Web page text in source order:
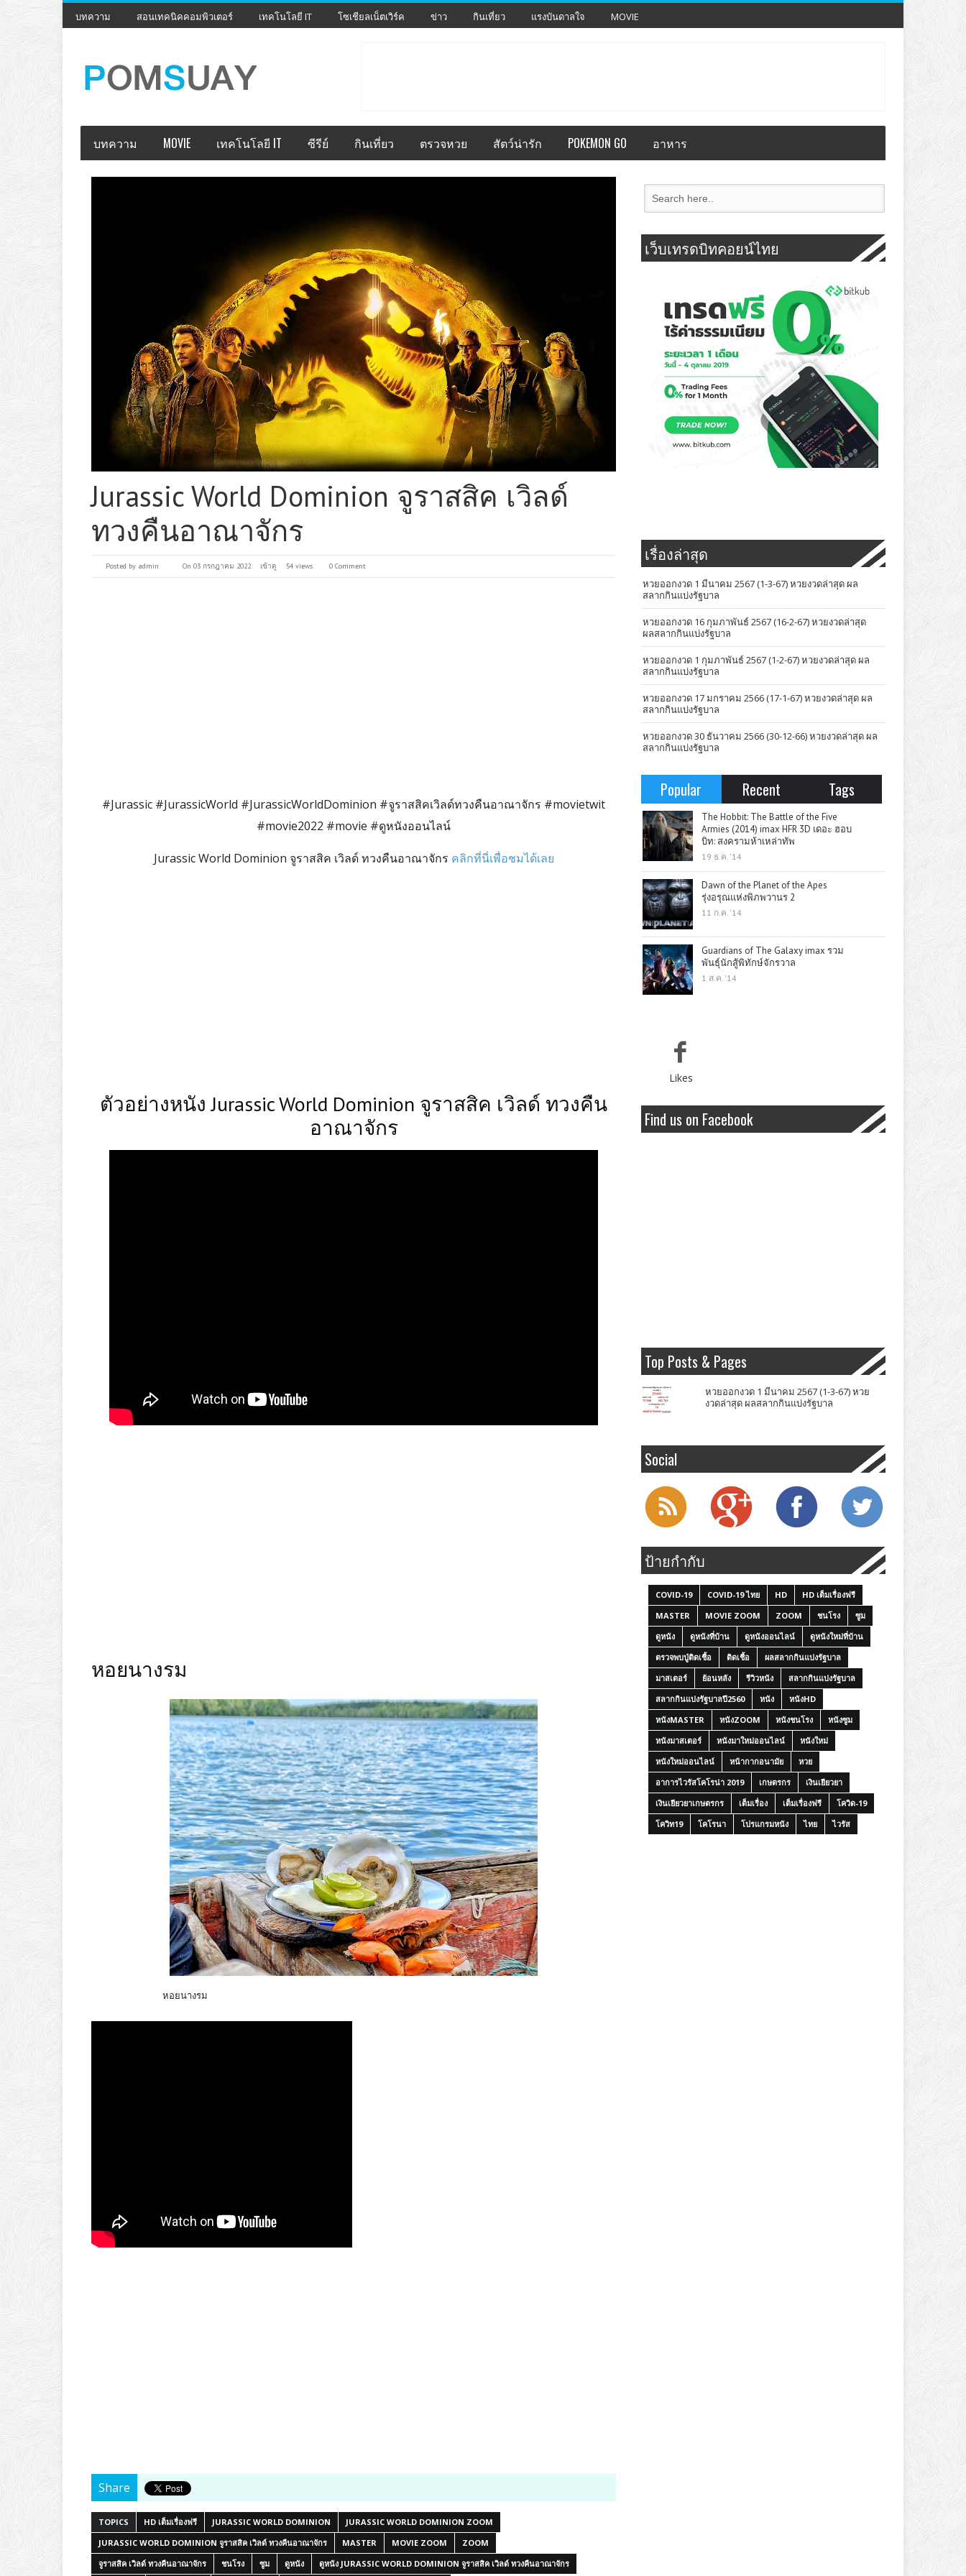
บทความ สอนเทคนิคคอมพิวเตอร์ เทคโนโลยี IT โซเชียลเน็ตเวิร์ค ข่าว กินเที่ยว แรงบันดาลใจ MOVIE
บทความ MOVIE เทคโนโลยี IT ซีรีย์ กินเที่ยว ตรวจหวย สัตว์น่ารัก POKEMON GO อาหาร
Jurassic World Dominion จูราสสิค เวิลด์
ทวงคืนอาณาจักร
Posted by admin On 03 กรกฎาคม 2022 เข้าดู 54 views 0 Comment
#Jurassic #JurassicWorld #JurassicWorldDominion #จูราสสิคเวิลด์ทวงคืนอาณาจักร #movietwit
#movie2022 #movie #ดูหนังออนไลน์
Jurassic World Dominion จูราสสิค เวิลด์ ทวงคืนอาณาจักร คลิกที่นี่เพื่อชมได้เลย
ตัวอย่างหนัง Jurassic World Dominion จูราสสิค เวิลด์ ทวงคืน
อาณาจักร
หอยนางรม
หอยนางรม
Share
TOPICS HD เต็มเรื่องฟรี JURASSIC WORLD DOMINION
JURASSIC WORLD DOMINION ZOOM
JURASSIC WORLD DOMINION จูราสสิค เวิลด์ ทวงคืนอาณาจักร
MASTER MOVIE ZOOM
ZOOM
จูราสสิค เวิลด์ ทวงคืนอาณาจักร
ชนโรง ซูม ดูหนัง ดูหนัง JURASSIC WORLD DOMINION จูราสสิค เวิลด์ ทวงคืนอาณาจักร
เว็บเทรดบิทคอยน์ไทย
เรื่องล่าสุด
หวยออกงวด 1 มีนาคม 2567 (1-3-67) หวยงวดล่าสุด ผล
สลากกินแบ่งรัฐบาล
หวยออกงวด 16 กุมภาพันธ์ 2567 (16-2-67) หวยงวดล่าสุด
ผลสลากกินแบ่งรัฐบาล
หวยออกงวด 1 กุมภาพันธ์ 2567 (1-2-67) หวยงวดล่าสุด ผล
สลากกินแบ่งรัฐบาล
หวยออกงวด 17 มกราคม 2566 (17-1-67) หวยงวดล่าสุด ผล
สลากกินแบ่งรัฐบาล
หวยออกงวด 30 ธันวาคม 2566 (30-12-66) หวยงวดล่าสุด ผล
สลากกินแบ่งรัฐบาล
Popular Recent Tags
The Hobbit: The Battle of the Five
Armies (2014) imax HFR 3D เดอะ ฮอบ
บิท: สงครามห้าเหล่าทัพ
19 ธ.ค. '14
Dawn of the Planet of the Apes
รุ่งอรุณแห่งพิภพวานร 2
11 ก.ค. '14
Guardians of The Galaxy imax รวม
พันธุ์นักสู้พิทักษ์จักรวาล
1 ส.ค. '14
Likes
Find us on Facebook
Top Posts & Pages
หวยออกงวด 1 มีนาคม 2567 (1-3-67) หวย
งวดล่าสุด ผลสลากกินแบ่งรัฐบาล
Social
ป้ายกำกับ
COVID-19 COVID-19 ไทย HD
HD เต็มเรื่องฟรี
MASTER
MOVIE ZOOM ZOOM ชนโรง
ซูม
ดูหนัง
ดูหนังที่บ้าน ดูหนังออนไลน์
ดูหนังใหม่ที่บ้าน
ตรวจพบปู่ติดเชื้อ
ติดเชื้อ
ผลสลากกินแบ่งรัฐบาล
มาสเตอร์
ย้อนหลัง รีวิวหนัง
สลากกินแบ่งรัฐบาล
สลากกินแบ่งรัฐบาลปี2560
หนัง
หนังHD
หนังMASTER
หนังZOOM หนังชนโรง
หนังซูม
หนังมาสเตอร์
หนังมาใหม่ออนไลน์
หนังใหม่
หนังใหม่ออนไลน์
หน้ากากอนามัย
หวย
อาการไวรัสโคโรน่า 2019
เกษตรกร
เงินเยียวยา
เงินเยียวยาเกษตรกร
เต็มเรื่อง เต็มเรื่องฟรี
โควิด-19
โควิท19
โคโรนา โปรแกรมหนัง ไทย ไวรัส